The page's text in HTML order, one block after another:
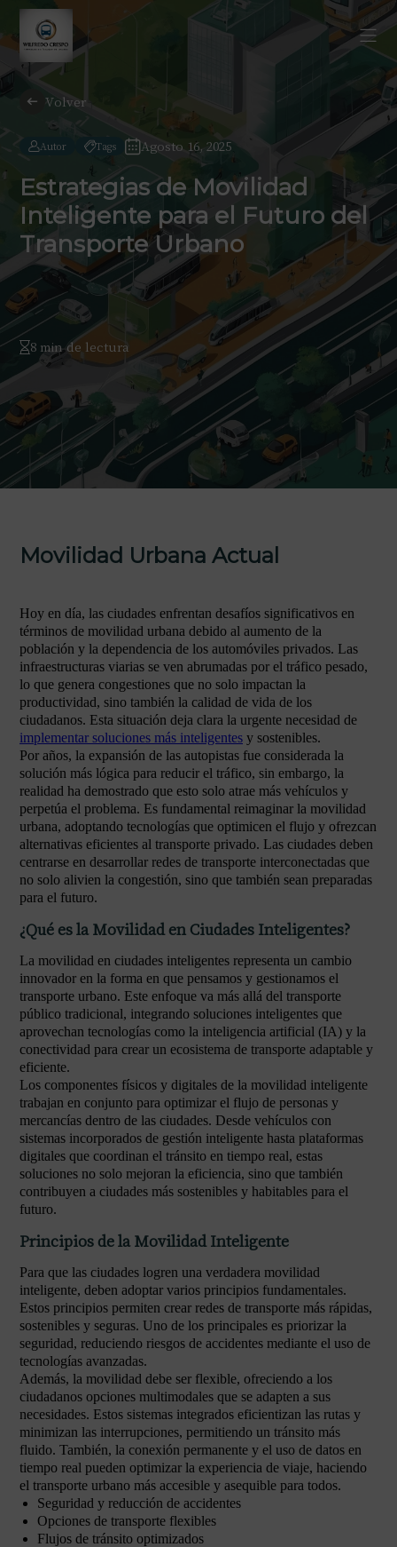
Volver
Autor Tags Agosto 16, 2025
Estrategias de Movilidad
Inteligente para el Futuro del
Transporte Urbano
8 min de lectura
Movilidad Urbana Actual
Hoy en día, las ciudades enfrentan desafíos significativos en
términos de movilidad urbana debido al aumento de la
población y la dependencia de los automóviles privados. Las
infraestructuras viarias se ven abrumadas por el tráfico pesado,
lo que genera congestiones que no solo impactan la
productividad, sino también la calidad de vida de los
ciudadanos. Esta situación deja clara la urgente necesidad de
implementar soluciones más inteligentes y sostenibles.
Por años, la expansión de las autopistas fue considerada la
solución más lógica para reducir el tráfico, sin embargo, la
realidad ha demostrado que esto solo atrae más vehículos y
perpetúa el problema. Es fundamental reimaginar la movilidad
urbana, adoptando tecnologías que optimicen el flujo y ofrezcan
alternativas eficientes al transporte privado. Las ciudades deben
centrarse en desarrollar redes de transporte interconectadas que
no solo alivien la congestión, sino que también sean preparadas
para el futuro.
¿Qué es la Movilidad en Ciudades Inteligentes?
La movilidad en ciudades inteligentes representa un cambio
innovador en la forma en que pensamos y gestionamos el
transporte urbano. Este enfoque va más allá del transporte
público tradicional, integrando soluciones inteligentes que
aprovechan tecnologías como la inteligencia artificial (IA) y la
conectividad para crear un ecosistema de transporte adaptable y
eficiente.
Los componentes físicos y digitales de la movilidad inteligente
trabajan en conjunto para optimizar el flujo de personas y
mercancías dentro de las ciudades. Desde vehículos con
sistemas incorporados de gestión inteligente hasta plataformas
digitales que coordinan el tránsito en tiempo real, estas
soluciones no solo mejoran la eficiencia, sino que también
contribuyen a ciudades más sostenibles y habitables para el
futuro.
Principios de la Movilidad Inteligente
Para que las ciudades logren una verdadera movilidad
inteligente, deben adoptar varios principios fundamentales.
Estos principios permiten crear redes de transporte más rápidas,
sostenibles y seguras. Uno de los principales es priorizar la
seguridad, reduciendo riesgos de accidentes mediante el uso de
tecnologías avanzadas.
Además, la movilidad debe ser flexible, ofreciendo a los
ciudadanos opciones multimodales que se adapten a sus
necesidades. Estos sistemas integrados eficientizan las rutas y
minimizan las interrupciones, permitiendo un tránsito más
fluido. También, la conexión permanente y el uso de datos en
tiempo real pueden optimizar la experiencia de viaje, haciendo
el transporte urbano más accesible y asequible para todos.
Seguridad y reducción de accidentes
Opciones de transporte flexibles
Flujos de tránsito optimizados